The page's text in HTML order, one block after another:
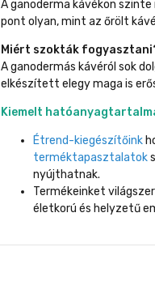
A ganoderma kávékon
pont olyan, mint az őrölt
Miért szokták
A ganodermás kávéról sok
elkészített elegy maga is
Kiemelt
Étrend-kiegészítőink
terméktapasztalatok
nyújthatnak.
Termékeinket
életkorú és helyzetű